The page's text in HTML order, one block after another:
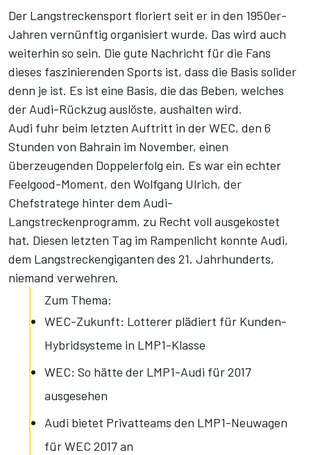
Der Langstreckensport floriert seit er in den 1950er-
Jahren vernünftig organisiert wurde. Das wird auch
weiterhin so sein. Die gute Nachricht für die Fans
dieses faszinierenden Sports ist, dass die Basis solider
denn je ist. Es ist eine Basis, die das Beben, welches
der Audi-Rückzug auslöste, aushalten wird.
Audi fuhr beim letzten Auftritt in der WEC, den 6
Stunden von Bahrain im November, einen
überzeugenden Doppelerfolg ein. Es war ein echter
Feelgood-Moment, den Wolfgang Ulrich, der
Chefstratege hinter dem Audi-
Langstreckenprogramm, zu Recht voll ausgekostet
hat. Diesen letzten Tag im Rampenlicht konnte Audi,
dem Langstreckengiganten des 21. Jahrhunderts,
niemand verwehren.
Zum Thema:
WEC-Zukunft: Lotterer plädiert für Kunden-
Hybridsysteme in LMP1-Klasse
WEC: So hätte der LMP1-Audi für 2017
ausgesehen
Audi bietet Privatteams den LMP1-Neuwagen
für WEC 2017 an